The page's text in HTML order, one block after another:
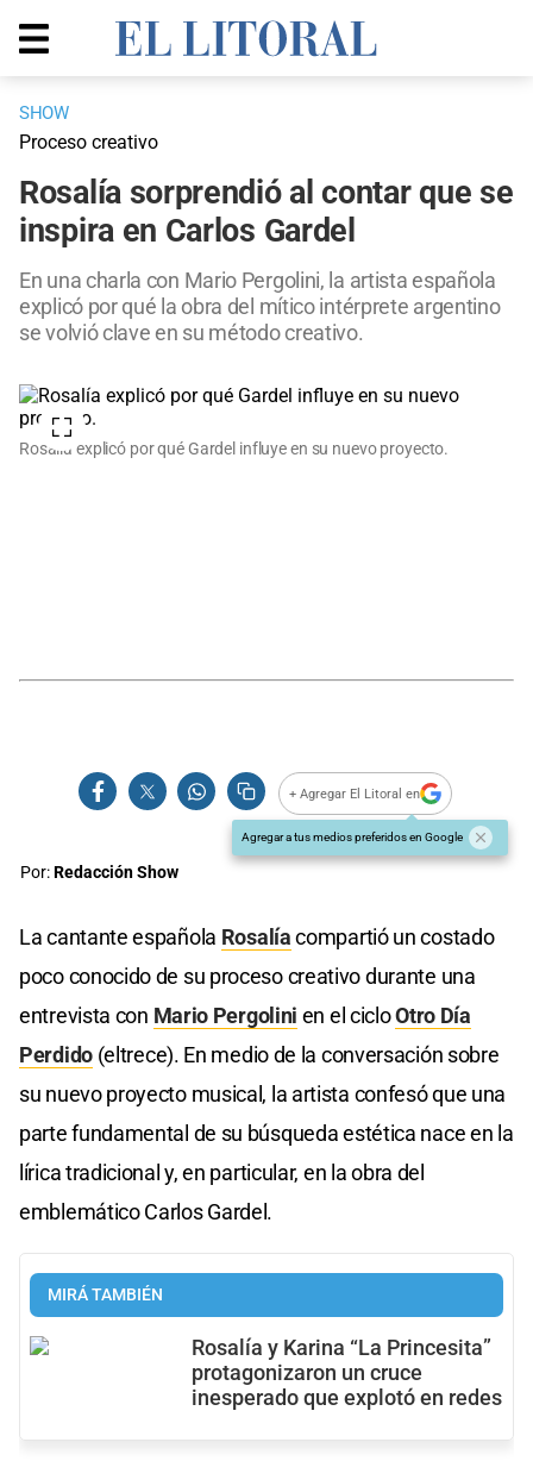
SHOW
Proceso creativo
Rosalía sorprendió al contar que se
inspira en Carlos Gardel
En una charla con Mario Pergolini, la artista española
explicó por qué la obra del mítico intérprete argentino
se volvió clave en su método creativo.
Rosalía explicó por qué Gardel influye en su nuevo proyecto.
+ Agregar El Litoral en
Agregar a tus medios preferidos en Google
Por:Redacción Show
La cantante española Rosalíacompartió un costado
poco conocido de su proceso creativo durante una
entrevista con Mario Pergolini en el cicloOtro Día
Perdido(eltrece). En medio de la conversación sobre
su nuevo proyecto musical, la artista confesó que una
parte fundamental de su búsqueda estética nace en la
lírica tradicional y, en particular, en la obra del
emblemático Carlos Gardel.
MIRÁ TAMBIÉN
Rosalía y Karina “La Princesita”
protagonizaron un cruce
inesperado que explotó en redes